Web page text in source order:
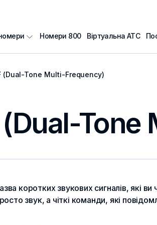
Номери 800 Віртуальна АТС
(Dual-Tone Multi-Frequency)
(Dual-
коротких звукових сигналів, які
звук, а чіткі команди, які